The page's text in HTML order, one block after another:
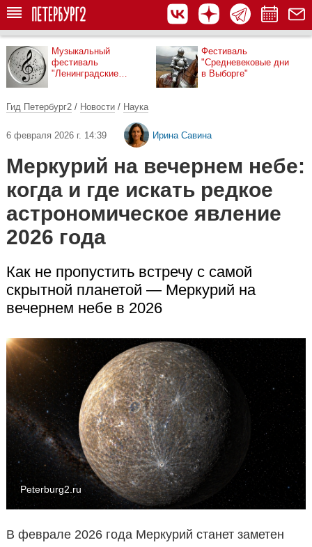
Музыкальный
фестиваль
"Ленинградские
Фестиваль
"Средневековые дни
в Выборге"
Гид Петербург2 / Новости / Наука
6 февраля 2026 г. 14:39 Ирина Савина
Меркурий на вечернем небе:
когда и где искать редкое
астрономическое явление
2026 года
Как не пропустить встречу с самой
скрытной планетой — Меркурий на
вечернем небе в 2026
Peterburg2.ru
В феврале 2026 года Меркурий станет заметен